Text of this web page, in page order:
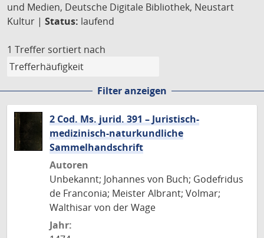
und Medien, Deutsche Digitale Bibliothek, Neustart
Kultur | Status: laufend
1 Treffer sortiert nach
Filter anzeigen
2 Cod. Ms. jurid. 391 – Juristisch-
medizinisch-naturkundliche
Sammelhandschrift
Autoren
Unbekannt; Johannes von Buch; Godefridus
de Franconia; Meister Albrant; Volmar;
Walthisar von der Wage
Jahr: